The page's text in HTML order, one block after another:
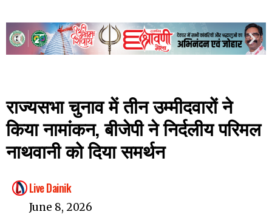
राज्यसभा चुनाव में तीन उम्मीदवारों ने
किया नामांकन, बीजेपी ने निर्दलीय परिमल
नाथवानी को दिया समर्थन
Live Dainik
June 8, 2026